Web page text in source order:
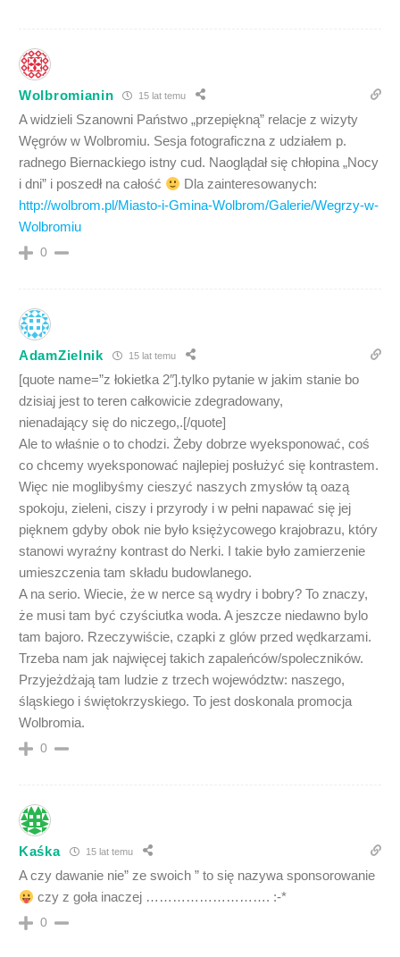
Wolbromianin 15 lat temu
A widzieli Szanowni Państwo „przepiękną” relacje z wizyty
Węgrów w Wolbromiu. Sesja fotograficzna z udziałem p.
radnego Biernackiego istny cud. Naoglądał się chłopina „Nocy
i dni” i poszedł na całość
Dla zainteresowanych:
http://wolbrom.pl/Miasto-i-Gmina-Wolbrom/Galerie/Wegrzy-w-
Wolbromiu
0
AdamZielnik 15 lat temu
[quote name=”z łokietka 2″].tylko pytanie w jakim stanie bo
dzisiaj jest to teren całkowicie zdegradowany,
nienadający się do niczego,.[/quote]
Ale to właśnie o to chodzi. Żeby dobrze wyeksponować, coś
co chcemy wyeksponować najlepiej posłużyć się kontrastem.
Więc nie moglibyśmy cieszyć naszych zmysłów tą oazą
spokoju, zieleni, ciszy i przyrody i w pełni napawać się jej
pięknem gdyby obok nie było księżycowego krajobrazu, który
stanowi wyraźny kontrast do Nerki. I takie było zamierzenie
umieszczenia tam składu budowlanego.
A na serio. Wiecie, że w nerce są wydry i bobry? To znaczy,
że musi tam być czyściutka woda. A jeszcze niedawno bylo
tam bajoro. Rzeczywiście, czapki z glów przed wędkarzami.
Trzeba nam jak najwięcej takich zapaleńców/spoleczników.
Przyjeżdżają tam ludzie z trzech województw: naszego,
śląskiego i świętokrzyskiego. To jest doskonala promocja
Wolbromia.
0
Kaśka 15 lat temu
A czy dawanie nie” ze swoich ” to się nazywa sponsorowanie
czy z goła inaczej ………………………. :-*
0